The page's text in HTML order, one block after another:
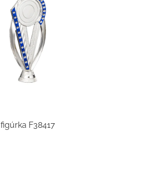
figúrka F38417